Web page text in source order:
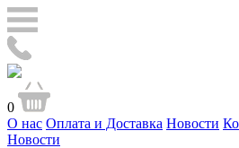
0
О нас Оплата и Доставка Новости
Новости